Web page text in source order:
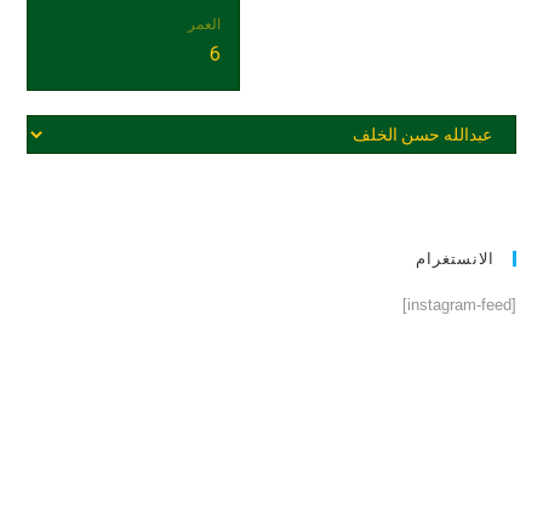
العمر
6
الانستغرام
[instagram-feed]